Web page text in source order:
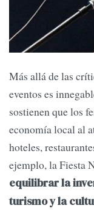
Más allá de las
eventos es
sostienen que los
economía local al
hoteles,
ejemplo, la Fiesta
equilibrar la
turismo y la